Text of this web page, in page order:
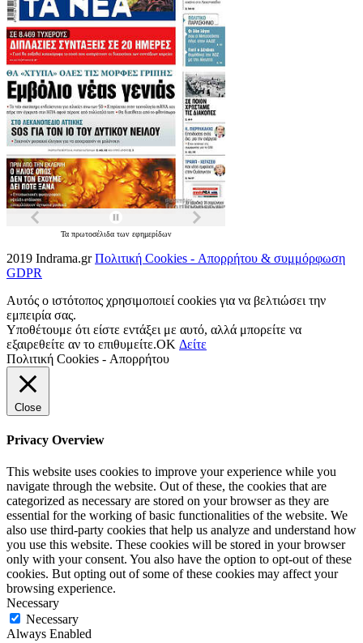
Τα πρωτοσέλιδα των εφημερίδων
2019 Indrama.grΠολιτική Cookies - Απορρήτου & συμμόρφωση
GDPR
Αυτός ο ιστότοπος χρησιμοποιεί cookies για να βελτιώσει την
εμπειρία σας.
Υποθέτουμε ότι είστε εντάξει με αυτό, αλλά μπορείτε να
εξαιρεθείτε αν το επιθυμείτε.OK Δείτε
Πολιτική Cookies - Απορρήτου
Close
Privacy Overview
This website uses cookies to improve your experience while you
navigate through the website. Out of these, the cookies that are
categorized as necessary are stored on your browser as they are
essential for the working of basic functionalities of the website. We
also use third-party cookies that help us analyze and understand how
you use this website. These cookies will be stored in your browser
only with your consent. You also have the option to opt-out of these
cookies. But opting out of some of these cookies may affect your
browsing experience.
Necessary
Necessary
Always Enabled